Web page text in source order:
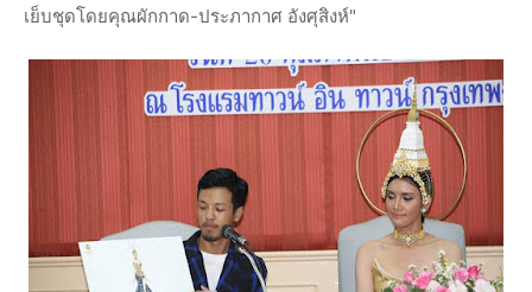
เย็บชุดโดยคุณผักกาด-ประภากาศ อังศุสิงห์"